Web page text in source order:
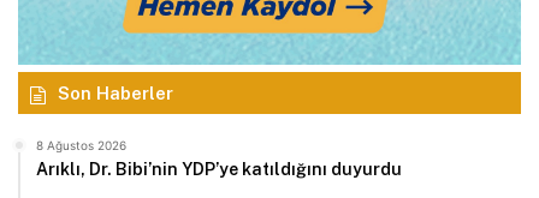
Son Haberler
8 Ağustos 2026
Arıklı, Dr. Bibi’nin YDP’ye katıldığını duyurdu